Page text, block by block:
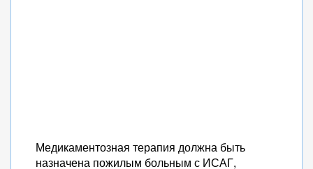
Медикаментозная терапия должна быть
назначена пожилым больным с ИСАГ,